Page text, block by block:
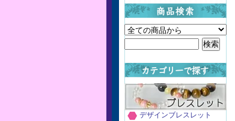
デザインブレスレット